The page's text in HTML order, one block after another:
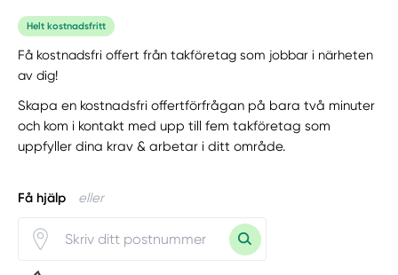
Helt kostnadsfritt
Få kostnadsfri offert från takföretag som jobbar i närheten
av dig!
Skapa en kostnadsfri offertförfrågan på bara två minuter
och kom i kontakt med upp till fem takföretag som
uppfyller dina krav & arbetar i ditt område.
Få hjälp eller